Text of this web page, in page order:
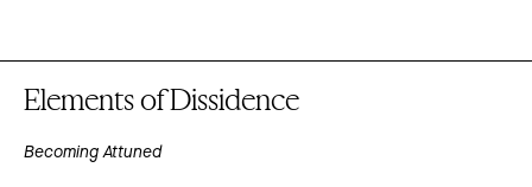
Elements of Dissidence
Becoming Attuned